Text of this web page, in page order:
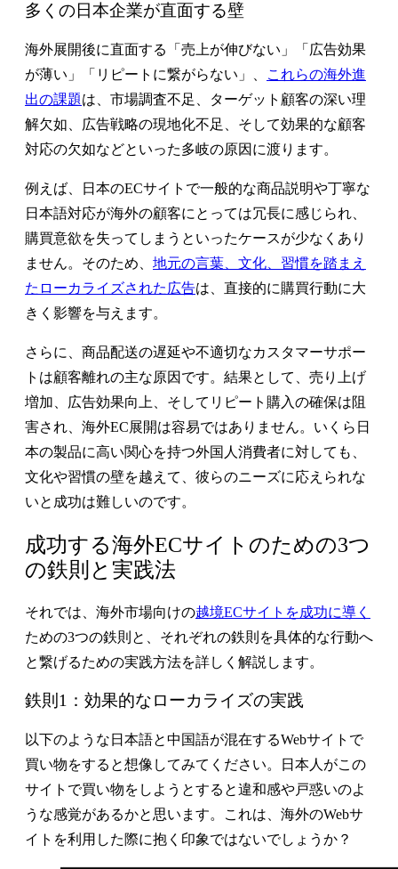
多くの日本企業が直面する壁
海外展開後に直面する「売上が伸びない」「広告効果
が薄い」「リピートに繋がらない」、
これらの海外進
出の課題は、市場調査不足、ターゲット顧客の深い理
解欠如、広告戦略の現地化不足、そして効果的な顧客
対応の欠如などといった多岐の原因に渡ります。
例えば、日本のECサイトで一般的な商品説明や丁寧な
日本語対応が海外の顧客にとっては冗長に感じられ、
購買意欲を失ってしまうといったケースが少なくあり
ません。そのため、 地元の言葉、文化、習慣を踏まえ
たローカライズされた広告は、直接的に購買行動に大
きく影響を与えます。
さらに、商品配送の遅延や不適切なカスタマーサポー
トは顧客離れの主な原因です。結果として、売り上げ
増加、広告効果向上、そしてリピート購入の確保は阻
害され、海外EC展開は容易ではありません。いくら日
本の製品に高い関心を持つ外国人消費者に対しても、
文化や習慣の壁を越えて、彼らのニーズに応えられな
いと成功は難しいのです。
成功する海外ECサイトのための3つ
の鉄則と実践法
それでは、海外市場向けの越境ECサイトを成功に導く
ための3つの鉄則と、それぞれの鉄則を具体的な行動へ
と繋げるための実践方法を詳しく解説します。
鉄則1：効果的なローカライズの実践
以下のような日本語と中国語が混在するWebサイトで
買い物をすると想像してみてください。日本人がこの
サイトで買い物をしようとすると違和感や戸惑いのよ
うな感覚があるかと思います。これは、海外のWebサ
イトを利用した際に抱く印象ではないでしょうか？